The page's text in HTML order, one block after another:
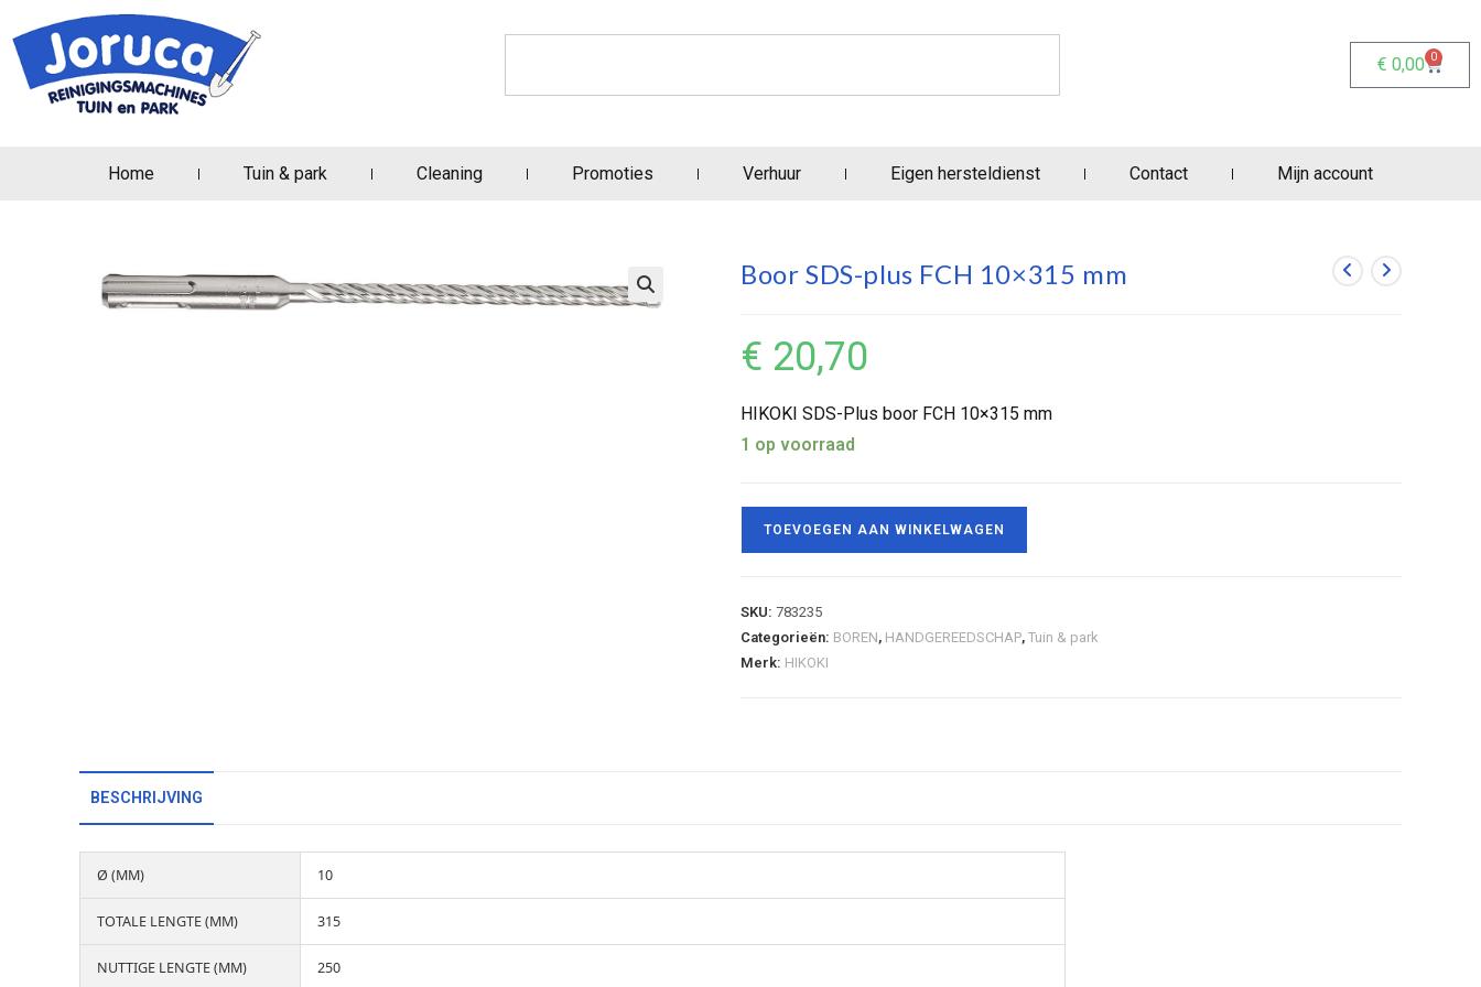
€ 0,00 0
Home Tuin & park Cleaning Promoties Verhuur Eigen hersteldienst Contact Mijn account
Boor SDS-plus FCH 10×315 mm
€ 20,70
HIKOKI SDS-Plus boor FCH 10×315 mm
1 op voorraad
TOEVOEGEN AAN WINKELWAGEN
SKU: 783235
Categorieën: BOREN, HANDGEREEDSCHAP, Tuin & park
Merk: HIKOKI
BESCHRIJVING
Ø (MM) 10
TOTALE LENGTE (MM) 315
NUTTIGE LENGTE (MM) 250